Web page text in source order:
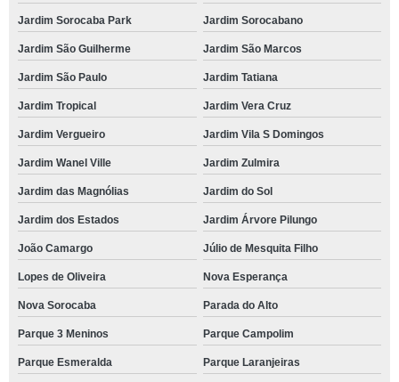
Jardim Sorocaba Park Jardim Sorocabano
Jardim São Guilherme Jardim São Marcos
Jardim São Paulo Jardim Tatiana
Jardim Tropical Jardim Vera Cruz
Jardim Vergueiro Jardim Vila S Domingos
Jardim Wanel Ville Jardim Zulmira
Jardim das Magnólias Jardim do Sol
Jardim dos Estados Jardim Árvore Pilungo
João Camargo Júlio de Mesquita Filho
Lopes de Oliveira Nova Esperança
Nova Sorocaba Parada do Alto
Parque 3 Meninos Parque Campolim
Parque Esmeralda Parque Laranjeiras